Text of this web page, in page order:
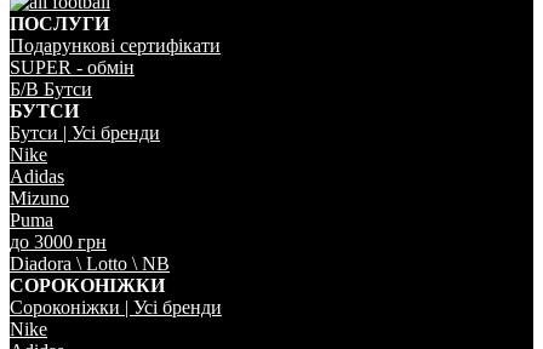
ПОСЛУГИ
Подарунковi сертифiкати
SUPER - обмiн
Б/В Бутси
БУТСИ
Бутси | Усi бренди
Nike
Adidas
Mizuno
Puma
до 3000 грн
Diadora \ Lotto \ NB
СОРОКОНIЖКИ
Сороконiжки | Усi бренди
Nike